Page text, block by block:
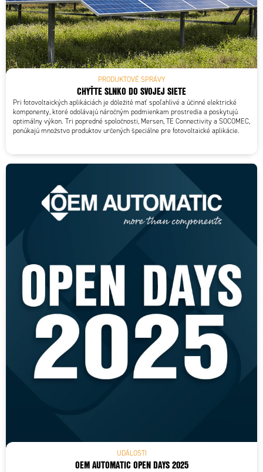
PRODUKTOVÉ SPRÁVY
CHYŤTE SLNKO DO SVOJEJ SIETE
Pri fotovoltaických aplikáciách je dôležité mať spoľahlivé a účinné elektrické
komponenty, ktoré odolávajú náročným podmienkam prostredia a poskytujú
optimálny výkon. Tri popredné spoločnosti, Mersen, TE Connectivity a SOCOMEC,
ponúkajú množstvo produktov určených špeciálne pre fotovoltaické aplikácie.
UDÁLOSTI
OEM AUTOMATIC OPEN DAYS 2025